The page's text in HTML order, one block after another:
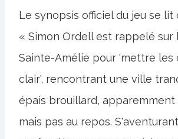
Le synopsis officiel du jeu se lit
« Simon Ordell est rappelé sur
Sainte-Amélie pour 'mettre les
clair', rencontrant une ville
épais brouillard, apparemment
mais pas au repos.